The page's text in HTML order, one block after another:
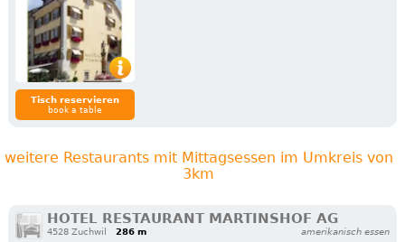
Tisch reservieren
book a table
weitere Restaurants mit Mittagsessen im Umkreis von
3km
HOTEL RESTAURANT MARTINSHOF AG
4528 Zuchwil 286 m amerikanisch essen